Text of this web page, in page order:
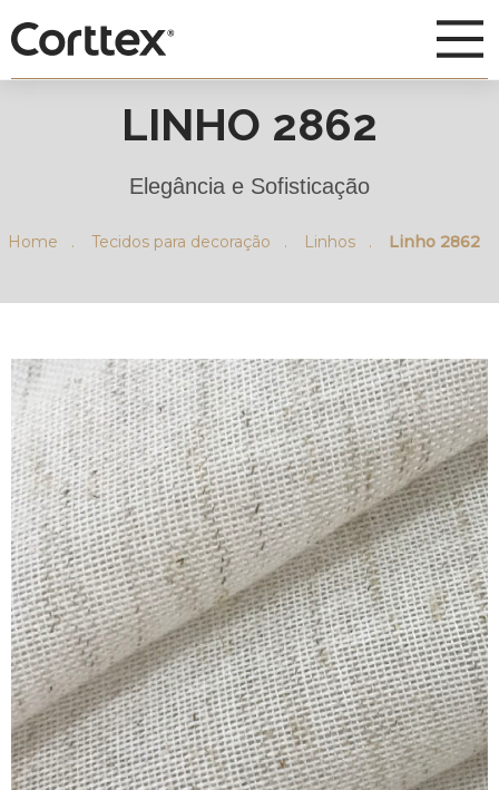
LINHO 2862
Elegância e Sofisticação
Home . Tecidos para decoração . Linhos . Linho 2862